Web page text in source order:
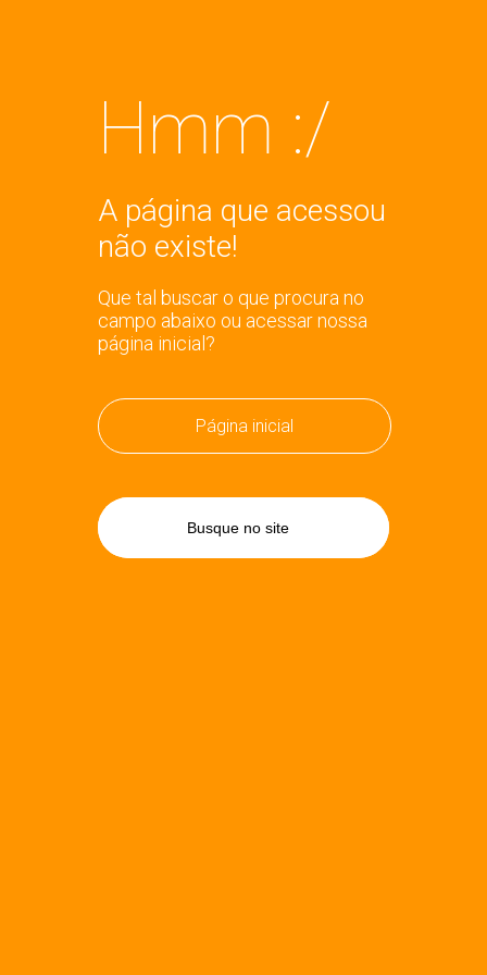
Hmm :/
A página que acessou
não existe!
Que tal buscar o que procura no
campo abaixo ou acessar nossa
página inicial?
Página inicial